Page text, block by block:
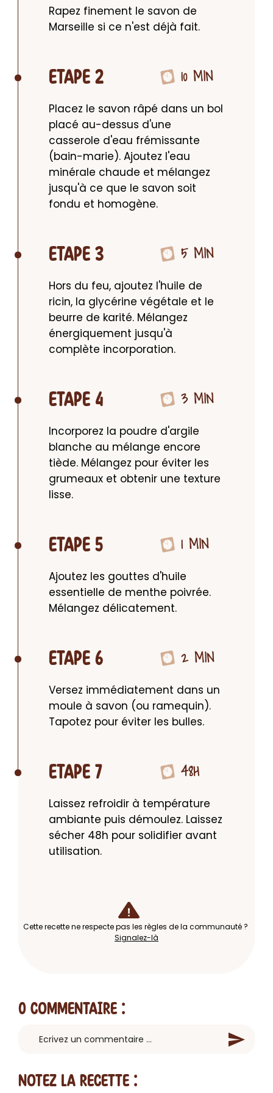
Rapez finement le savon de
Marseille si ce n'est déjà fait.
ETAPE 2 10 MIN
Placez le savon râpé dans un bol
placé au-dessus d'une
casserole d'eau frémissante
(bain-marie). Ajoutez l'eau
minérale chaude et mélangez
jusqu'à ce que le savon soit
fondu et homogène.
ETAPE 3 5 MIN
Hors du feu, ajoutez l'huile de
ricin, la glycérine végétale et le
beurre de karité. Mélangez
énergiquement jusqu'à
complète incorporation.
ETAPE 4 3 MIN
Incorporez la poudre d'argile
blanche au mélange encore
tiède. Mélangez pour éviter les
grumeaux et obtenir une texture
lisse.
ETAPE 5 1 MIN
Ajoutez les gouttes d'huile
essentielle de menthe poivrée.
Mélangez délicatement.
ETAPE 6 2 MIN
Versez immédiatement dans un
moule à savon (ou ramequin).
Tapotez pour éviter les bulles.
ETAPE 7 48H
Laissez refroidir à température
ambiante puis démoulez. Laissez
sécher 48h pour solidifier avant
utilisation.
Cette recette ne respecte pas les règles de la communauté ?
Signalez-là
0 Commentaire :
Notez la recette :